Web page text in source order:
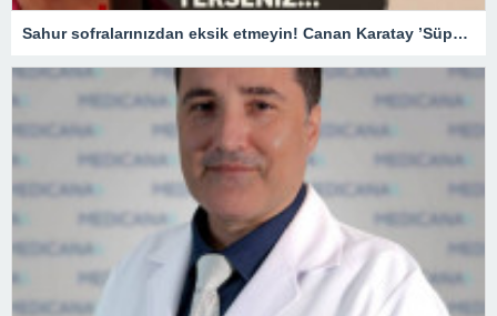
Sahur sofralarınızdan eksik etmeyin! Canan Karatay ’Süper besin’ diyerek açıkladı! Günde 2 adet tüketirseniz…